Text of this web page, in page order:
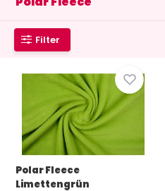
Filter
Polar Fleece
Limettengrün